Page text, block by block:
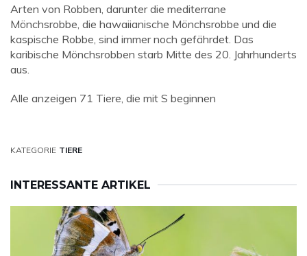
Arten von Robben, darunter die mediterrane
Mönchsrobbe, die hawaiianische Mönchsrobbe und die
kaspische Robbe, sind immer noch gefährdet. Das
karibische Mönchsrobben starb Mitte des 20. Jahrhunderts
aus.
Alle anzeigen 71 Tiere, die mit S beginnen
KATEGORIE TIERE
INTERESSANTE ARTIKEL